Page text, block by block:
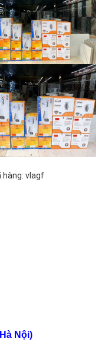
hàng: vlagf
Nội)